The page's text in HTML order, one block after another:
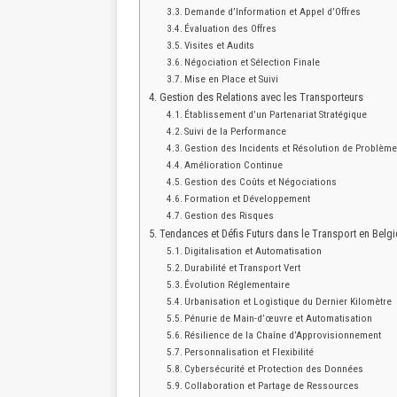
Demande d’Information et Appel d’Offres
Évaluation des Offres
Visites et Audits
Négociation et Sélection Finale
Mise en Place et Suivi
Gestion des Relations avec les Transporteurs
Établissement d’un Partenariat Stratégique
Suivi de la Performance
Gestion des Incidents et Résolution de
Amélioration Continue
Gestion des Coûts et Négociations
Formation et Développement
Gestion des Risques
Tendances et Défis Futurs dans le Transport en
Digitalisation et Automatisation
Durabilité et Transport Vert
Évolution Réglementaire
Urbanisation et Logistique du Dernier Kilomètre
Pénurie de Main-d’œuvre et Automatisation
Résilience de la Chaîne d’Approvisionnement
Personnalisation et Flexibilité
Cybersécurité et Protection des Données
Collaboration et Partage de Ressources